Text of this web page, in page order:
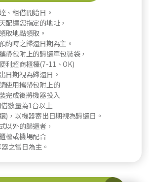
、租借開始日。
配達您指定的地址，
取地點領取。
約時之歸還日期為主。
帶包附上的歸還單包裝袋，
利超商櫃檯(7-11、OK)
日期視為歸還日。
使用攜帶包附上的
完成後將機器投入
數量為1台以上
)，以機器寄出日期視為歸還日。
以外的歸還者，
檯或機場配合
之當日為主。